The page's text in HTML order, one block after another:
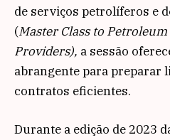
de serviços petrolíferos e
(Master Class to
Providers), a sessão
abrangente para preparar
contratos eficientes.
Durante a edição de 2023